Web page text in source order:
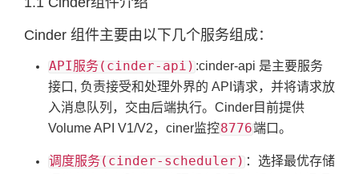
Cinder 组件主要由以下几个服务组成：
API服务(cinder-api) :cinder-api 是主要服务
接口, 负责接受和处理外界的 API请求，并将请求放
入消息队列，交由后端执行。Cinder目前提供
Volume API V1/V2，ciner监控8776端口。
调度服务(cinder-scheduler) ：选择最优存储